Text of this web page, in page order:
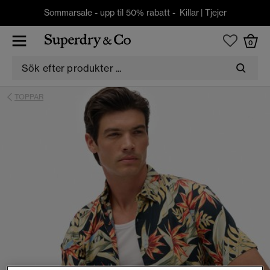
Sommarsale - upp til 50% rabatt - Killar| Tjejer
0
TOPPAR